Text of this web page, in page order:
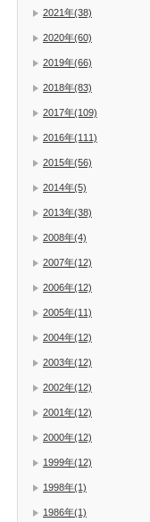
2021年(38)
2020年(60)
2019年(66)
2018年(83)
2017年(109)
2016年(111)
2015年(56)
2014年(5)
2013年(38)
2008年(4)
2007年(12)
2006年(12)
2005年(11)
2004年(12)
2003年(12)
2002年(12)
2001年(12)
2000年(12)
1999年(12)
1998年(1)
1986年(1)